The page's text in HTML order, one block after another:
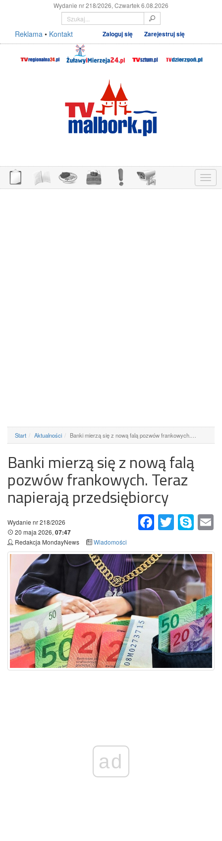
Wydanie nr 218/2026, Czwartek 6.08.2026
Reklama • Kontakt Zaloguj się Zarejestruj się
Menu
Start Aktualności Banki mierzą się z nową falą pozwów frankowych.…
Banki mierzą się z nową falą
pozwów frankowych. Teraz
napierają przedsiębiorcy
FacebookTwitter Skype
Wydanie nr 218/2026
20 maja 2026, 07:47
Redakcja MondayNews
Wiadomości
ad